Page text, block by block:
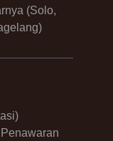
(Solo,